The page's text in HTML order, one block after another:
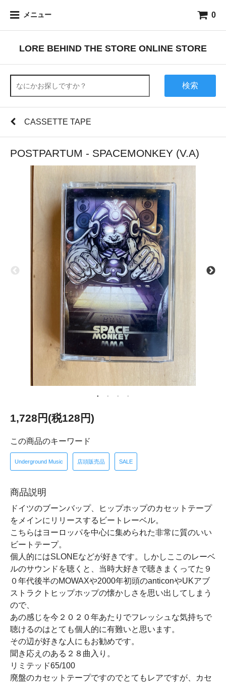
メニュー 0
LORE BEHIND THE STORE ONLINE STORE
検索
CASSETTE TAPE
POSTPARTUM - SPACEMONKEY (V.A)
1,728円(税128円)
この商品のキーワード
Underground Music 店頭販売品 SALE
商品説明
ドイツのブーンバップ、ヒップホップのカセットテープ
をメインにリリースするビートレーベル。
こちらはヨーロッパを中心に集められた非常に質のいい
ビートテープ。
個人的にはSLONEなどが好きです。しかしここのレーベ
ルのサウンドを聴くと、当時大好きで聴きまくってた９
０年代後半のMOWAXや2000年初頭のanticonやUKアブ
ストラクトヒップホップの懐かしさを思い出してしまう
ので、
あの感じを今２０２０年あたりでフレッシュな気持ちで
聴けるのはとても個人的に有難いと思います。
その辺が好きな人にもお勧めです。
聞き応えのある２８曲入り。
リミテッド65/100
廃盤のカセットテープですのでとてもレアですが、カセ